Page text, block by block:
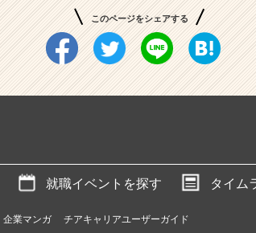
このページをシェアする
就職イベントを探す タイム
企業マンガ チアキャリアユーザーガイド